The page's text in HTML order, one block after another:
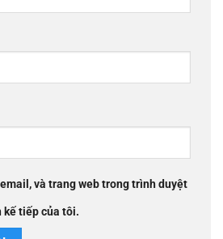
và trang web trong trình duyệt
kế tiếp của tôi.